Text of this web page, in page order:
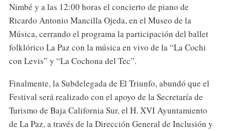
Nimbé y a las 12:00 horas el concierto de piano de
Ricardo Antonio Mancilla Ojeda, en el Museo de la
Música, cerrando el programa la participación del ballet
folklórico La Paz con la música en vivo de la “La Cochi
con Levis” y “La Cochona del Tec”.
Finalmente, la Subdelegada de El Triunfo, abundó que el
Festival será realizado con el apoyo de la Secretaría de
Turismo de Baja California Sur, el H. XVI Ayuntamiento
de La Paz, a través de la Dirección General de Inclusión y